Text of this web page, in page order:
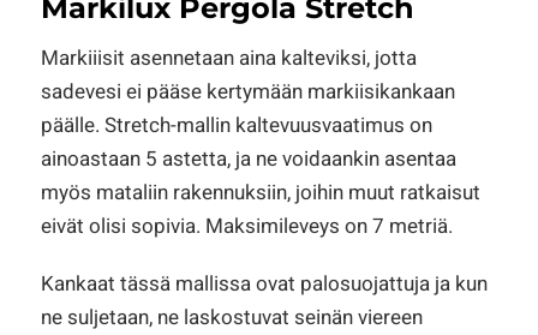
Markilux Pergola Stretch
Markiiisit asennetaan aina kalteviksi, jotta
sadevesi ei pääse kertymään markiisikankaan
päälle. Stretch-mallin kaltevuusvaatimus on
ainoastaan 5 astetta, ja ne voidaankin asentaa
myös mataliin rakennuksiin, joihin muut ratkaisut
eivät olisi sopivia. Maksimileveys on 7 metriä.
Kankaat tässä mallissa ovat palosuojattuja ja kun
ne suljetaan, ne laskostuvat seinän viereen